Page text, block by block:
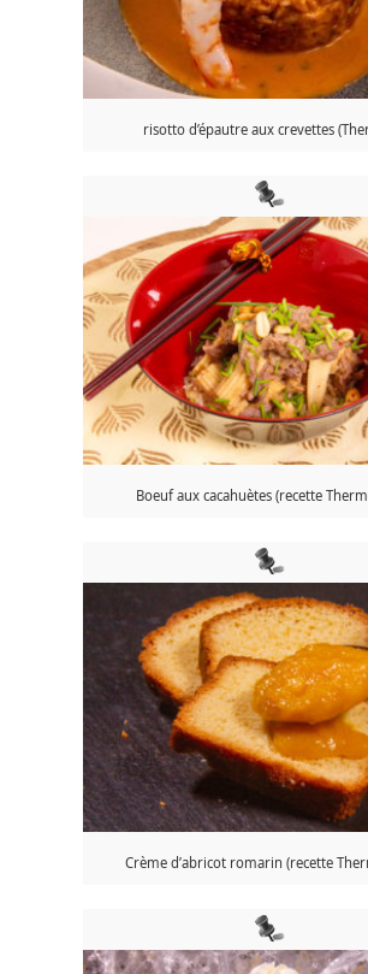
risotto d’épautre aux crevettes
Boeuf aux cacahuètes (recette
Crème d’abricot romarin (recette